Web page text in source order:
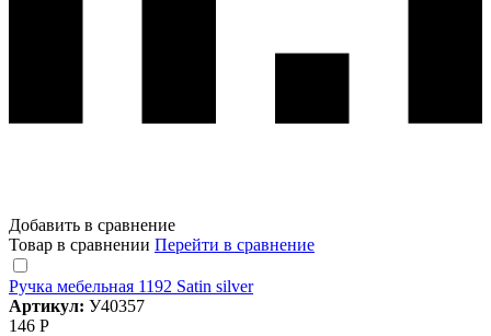
Добавить в сравнение
Товар в сравнении Перейти в сравнение
Ручка мебельная 1192 Satin silver
Артикул: У40357
146 Р